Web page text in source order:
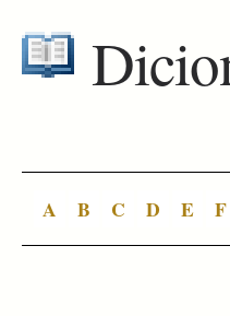
A B C D E F